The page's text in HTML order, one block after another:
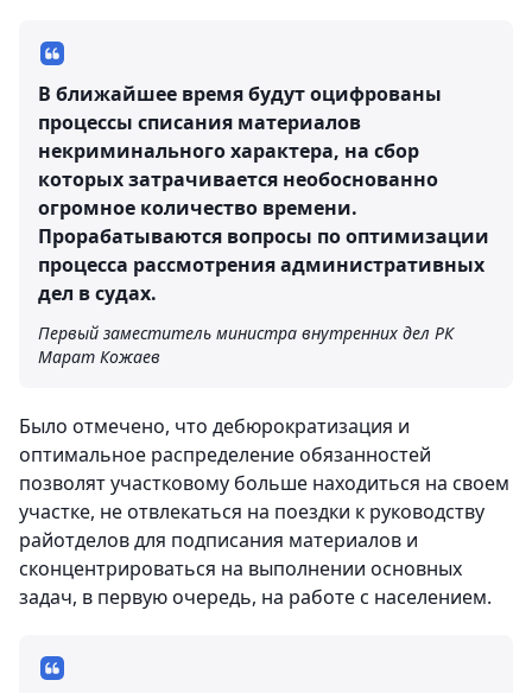
В ближайшее время будут оцифрованы
процессы списания материалов
некриминального характера, на сбор
которых затрачивается необоснованно
огромное количество времени.
Прорабатываются вопросы по оптимизации
процесса рассмотрения административных
дел в судах.
Первый заместитель министра внутренних дел РК
Марат Кожаев
Было отмечено, что дебюрократизация и
оптимальное распределение обязанностей
позволят участковому больше находиться на своем
участке, не отвлекаться на поездки к руководству
райотделов для подписания материалов и
сконцентрироваться на выполнении основных
задач, в первую очередь, на работе с населением.